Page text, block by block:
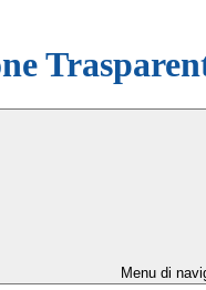
Menu di